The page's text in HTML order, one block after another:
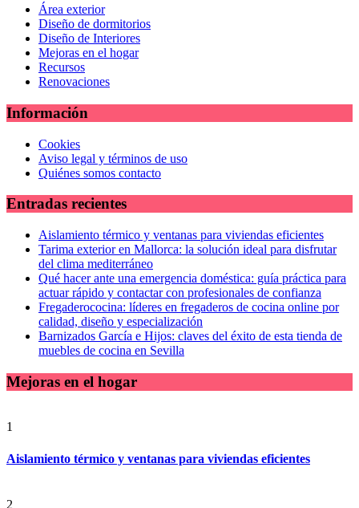
Área exterior
Diseño de dormitorios
Diseño de Interiores
Mejoras en el hogar
Recursos
Renovaciones
Información
Cookies
Aviso legal y términos de uso
Quiénes somos contacto
Entradas recientes
Aislamiento térmico y ventanas para viviendas eficientes
Tarima exterior en Mallorca: la solución ideal para disfrutar
del clima mediterráneo
Qué hacer ante una emergencia doméstica: guía práctica para
actuar rápido y contactar con profesionales de confianza
Fregaderococina: líderes en fregaderos de cocina online por
calidad, diseño y especialización
Barnizados García e Hijos: claves del éxito de esta tienda de
muebles de cocina en Sevilla
Mejoras en el hogar
1
Aislamiento térmico y ventanas para viviendas eficientes
2